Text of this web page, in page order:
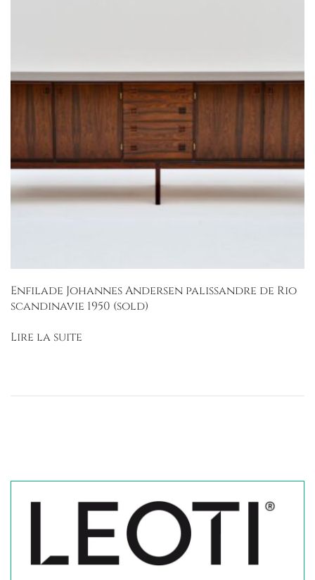
Enfilade Johannes Andersen palissandre de Rio
scandinavie 1950 (sold)
Lire la suite